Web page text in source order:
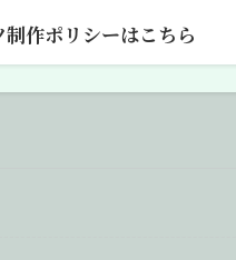
制作ポリシーはこちら